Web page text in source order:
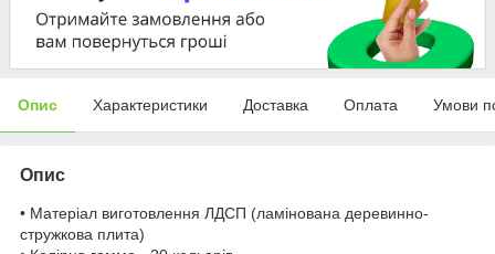
Опис Характеристики Доставка Оплата Умови
Опис
• Матеріал виготовлення ЛДСП (ламінована деревинно-
стружкова плита)